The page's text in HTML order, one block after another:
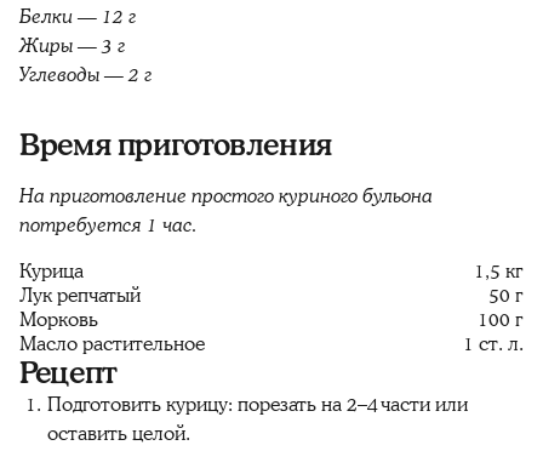
Белки — 12 г
Жиры — 3 г
Углеводы — 2 г
Время приготовления
На приготовление простого куриного бульона
потребуется 1 час.
Курица
1,5 кг
Лук репчатый
50 г
Морковь
100 г
Масло растительное
1 ст. л.
Рецепт
Подготовить курицу: порезать на 2–4 части или
оставить целой.